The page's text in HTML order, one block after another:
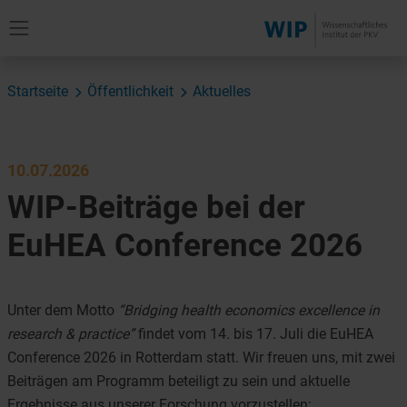
Startseite Öffentlichkeit Aktuelles
WIP-Beiträge bei der
EuHEA Conference 2026
10.07.2026
Unter dem Motto “Bridging health economics excellence in
research & practice”findet vom 14. bis 17. Juli die EuHEA
Conference 2026 in Rotterdam statt. Wir freuen uns, mit zwei
Beiträgen am Programm beteiligt zu sein und aktuelle